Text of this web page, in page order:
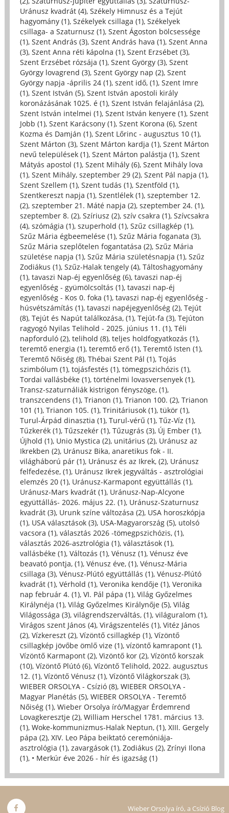
Uránusz kvadrát (4), Székely Himnusz és a Tejút
hagyomány (1), Székelyek csillaga (1), Székelyek
csillaga- a Szaturnusz (1), Szent Ágoston bölcsessége
(1), Szent András (3), Szent András hava (1), Szent Anna
(3), Szent Anna réti kápolna (1), Szent Erzsébet (3),
Szent Erzsébet rózsája (1), Szent György (3), Szent
György lovagrend (3), Szent György nap (2), Szent
György napja -április 24 (1), szent idő, (1), Szent Imre
(1), Szent István (5), Szent István apostoli király
koronázásának 1025. é (1), Szent István felajánlása (2),
Szent István intelmei (1), Szent István kenyere (1), Szent
Jobb (1), Szent Karácsony (1), Szent Korona (6), Szent
Kozma és Damján (1), Szent Lőrinc - augusztus 10 (1),
Szent Márton (3), Szent Márton kardja (1), Szent Márton
nevű települések (1), Szent Márton palástja (1), Szent
Mátyás apostol (1), Szent Mihály (6), Szent Mihály lova
(1), Szent Mihály, szeptember 29 (2), Szent Pál napja (1),
Szent Szellem (1), Szent tudás (1), Szentföld (1),
Szentkereszt napja (1), Szentlélek (1), szeptember 12.
(2), szeptember 21. Máté napja (2), szeptember 24. (1),
szeptember 8. (2), Szíriusz (2), szív csakra (1), Szívcsakra
(4), szómágia (1), szuperhold (1), Szűz csillagkép (1),
Szűz Mária égbeemelése (1), Szűz Mária foganata (3),
Szűz Mária szeplőtelen fogantatása (2), Szűz Mária
születése napja (1), Szűz Mária születésnapja (1), Szűz
Zodiákus (1), Szűz-Halak tengely (4), Táltoshagyomány
(1), tavaszi Nap-éj egyenlőség (6), tavaszi nap-éj
egyenlőség - gyümölcsoltás (1), tavaszi nap-éj
egyenlőség - Kos 0. foka (1), tavaszi nap-éj egyenlőség -
húsvétszámítás (1), tavaszi napéjegyenlőség (2), Tejút
(8), Tejút és Napút találkozása, (1), Tejút-fa (3), Tejúton
ragyogó Nyilas Telihold - 2025. június 11. (1), Téli
napforduló (2), telihold (8), teljes holdfogyatkozás (1),
teremtő energia (1), teremtő erő (1), Teremtő Isten (1),
Teremtő Nőiség (8), Thébai Szent Pál (1), Tojás
szimbólum (1), tojásfestés (1), tömegpszichózis (1),
Tordai vallásbéke (1), történelmi lovasversenyek (1),
Transz-szaturnáliák kistrigon fényszöge, (1),
transzcendens (1), Trianon (1), Trianon 100. (2), Trianon
101 (1), Trianon 105. (1), Trinitáriusok (1), tükör (1),
Turul-Árpád dinasztia (1), Turul-vérű (1), Tűz-Víz (1),
Tűzkerék (1), Tűzszekér (1), Tűzugrás (3), Új Ember (1),
Újhold (1), Unio Mystica (2), unitárius (2), Uránusz az
Ikrekben (2), Uránusz Bika, anaretikus fok - II.
világháború pár (1), Uránusz és az Ikrek, (2), Uránusz
felfedezése, (1), Uránusz Ikrek jegyváltás - asztrológiai
elemzés 20 (1), Uránusz-Karmapont együttállás (1),
Uránusz-Mars kvadrát (1), Uránusz-Nap-Alcyone
együttállás- 2026. május 22. (1), Uránusz-Szaturnusz
kvadrát (3), Urunk színe változása (2), USA horoszkópja
(1), USA választások (3), USA-Magyarország (5), utolsó
vacsora (1), választás 2026 -tömegpszichózis, (1),
választás 2026-asztrológia (1), választások (1),
vallásbéke (1), Változás (1), Vénusz (1), Vénusz éve
beavató pontja, (1), Vénusz éve, (1), Vénusz-Mária
csillaga (3), Vénusz-Plútó együttállás (1), Vénusz-Plútó
kvadrát (1), Vérhold (1), Veronika kendője (1), Veronika
nap február 4. (1), VI. Pál pápa (1), Világ Győzelmes
Királynéja (1), Világ Győzelmes Királynője (5), Világ
Világossága (3), világrendszerváltás, (1), világuralom (1),
Virágos szent János (4), Virágszentelés (1), Vitéz János
(2), Vízkereszt (2), Vízöntő csillagkép (1), Vízöntő
csillagkép jövőbe ömlő vize (1), vízöntő kamrapont (1),
Vízöntő Karmapont (2), Vizöntő kor (2), Vízöntő korszak
(10), Vízöntő Plútó (6), Vízöntő Telihold, 2022. augusztus
12. (1), Vízöntő Vénusz (1), Vízöntő Világkorszak (3),
WIEBER ORSOLYA - Csízió (8), WIEBER ORSOLYA -
Magyar Planétás (5), WIEBER ORSOLYA - Teremtő
Nőiség (1), Wieber Orsolya író/Magyar Érdemrend
Lovagkeresztje (2), William Herschel 1781. március 13.
(1), Woke-kommunizmus-Halak Neptun, (1), XIII. Gergely
pápa (2), XIV. Leo Pápa beiktató ceremóniája-
asztrológia (1), zavargások (1), Zodiákus (2), Zrínyi Ilona
(1), • Merkúr éve 2026 - hír és igazság (1)
Wieber Orsolya író, a Csízió Blog